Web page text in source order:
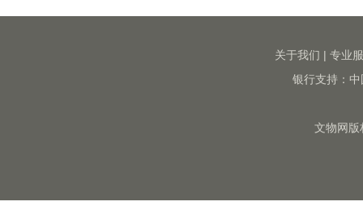
关于我们 | 专业
银行支持：
文物网